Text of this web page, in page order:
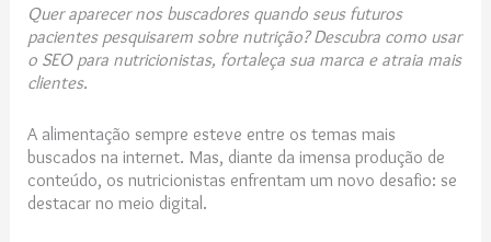
Quer aparecer nos buscadores quando seus futuros
pacientes pesquisarem sobre nutrição? Descubra como usar
o SEO para nutricionistas, fortaleça sua marca e atraia mais
clientes.
A alimentação sempre esteve entre os temas mais
buscados na internet. Mas, diante da imensa produção de
conteúdo, os nutricionistas enfrentam um novo desafio: se
destacar no meio digital.